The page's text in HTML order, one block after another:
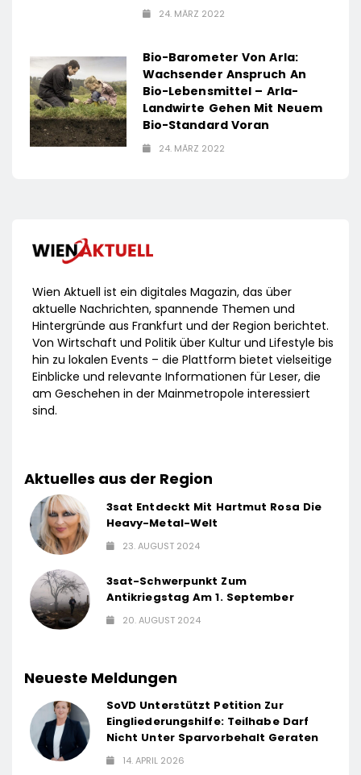
24. MÄRZ 2022
Bio-Barometer Von Arla:
Wachsender Anspruch An
Bio-Lebensmittel – Arla-
Landwirte Gehen Mit Neuem
Bio-Standard Voran
24. MÄRZ 2022
Wien Aktuell ist ein digitales Magazin, das über
aktuelle Nachrichten, spannende Themen und
Hintergründe aus Frankfurt und der Region berichtet.
Von Wirtschaft und Politik über Kultur und Lifestyle bis
hin zu lokalen Events – die Plattform bietet vielseitige
Einblicke und relevante Informationen für Leser, die
am Geschehen in der Mainmetropole interessiert
sind.
Aktuelles aus der Region
3sat Entdeckt Mit Hartmut Rosa Die
Heavy-Metal-Welt
23. AUGUST 2024
3sat-Schwerpunkt Zum
Antikriegstag Am 1. September
20. AUGUST 2024
Neueste Meldungen
SoVD Unterstützt Petition Zur
Eingliederungshilfe: Teilhabe Darf
Nicht Unter Sparvorbehalt Geraten
14. APRIL 2026